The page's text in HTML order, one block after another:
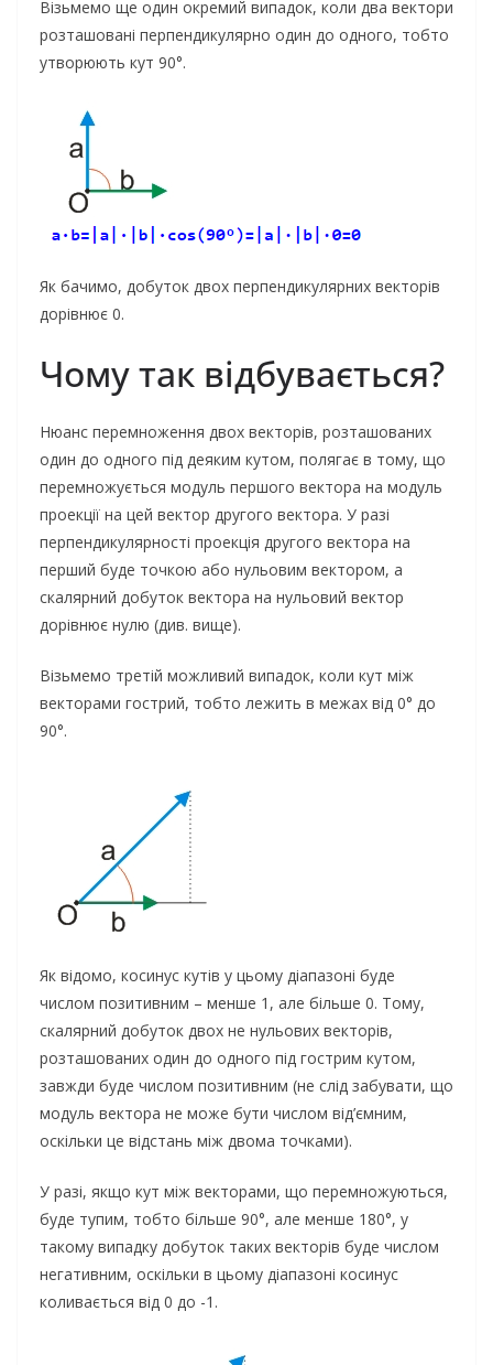
Візьмемо ще один окремий випадок, коли два вектори
розташовані перпендикулярно один до одного, тобто
утворюють кут 90°.
Як бачимо, добуток двох перпендикулярних векторів
дорівнює 0.
Чому так відбувається?
Нюанс перемноження двох векторів, розташованих
один до одного під деяким кутом, полягає в тому, що
перемножується модуль першого вектора на модуль
проекції на цей вектор другого вектора. У разі
перпендикулярності проекція другого вектора на
перший буде точкою або нульовим вектором, а
скалярний добуток вектора на нульовий вектор
дорівнює нулю (див. вище).
Візьмемо третій можливий випадок, коли кут між
векторами гострий, тобто лежить в межах від 0° до
90°.
Як відомо, косинус кутів у цьому діапазоні буде
числом позитивним – менше 1, але більше 0. Тому,
скалярний добуток двох не нульових векторів,
розташованих один до одного під гострим кутом,
завжди буде числом позитивним (не слід забувати, що
модуль вектора не може бути числом від’ємним,
оскільки це відстань між двома точками).
У разі, якщо кут між векторами, що перемножуються,
буде тупим, тобто більше 90°, але менше 180°, у
такому випадку добуток таких векторів буде числом
негативним, оскільки в цьому діапазоні косинус
коливається від 0 до -1.